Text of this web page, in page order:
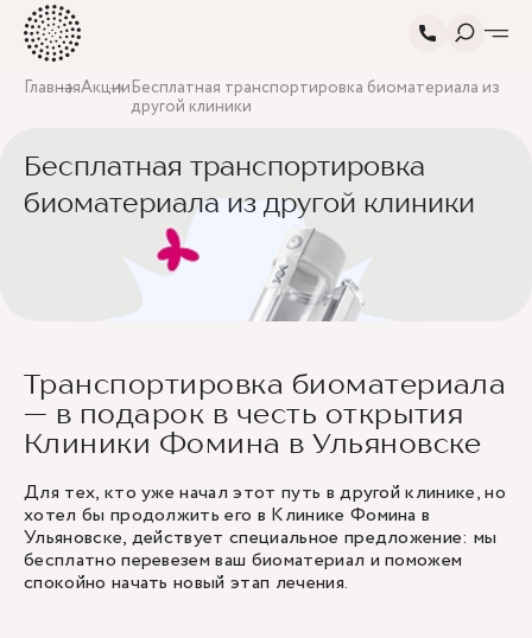
ГлавнаяАкцииБесплатная транспортировка биоматериала из
другой клиники
Бесплатная транспортировка
биоматериала из другой клиники
Транспортировка биоматериала
— в подарок в честь открытия
Клиники Фомина в Ульяновске
Для тех, кто уже начал этот путь в другой клинике, но
хотел бы продолжить его в Клинике Фомина в
Ульяновске, действует специальное предложение: мы
бесплатно перевезем ваш биоматериал и поможем
спокойно начать новый этап лечения.